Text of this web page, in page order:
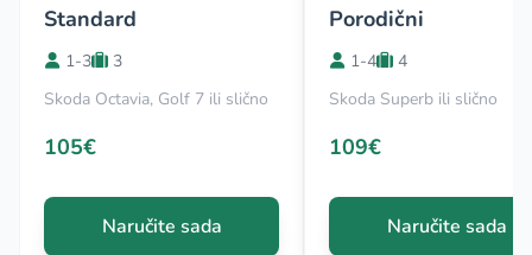
Standard
1-3
3
Skoda Octavia, Golf 7 ili slično
105€
Naručite sada
Porodični
1-4
4
Skoda Superb ili slično
109€
Naručite sada